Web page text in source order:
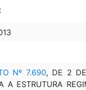
Nº 7.690, DE 2
A ESTRUTURA